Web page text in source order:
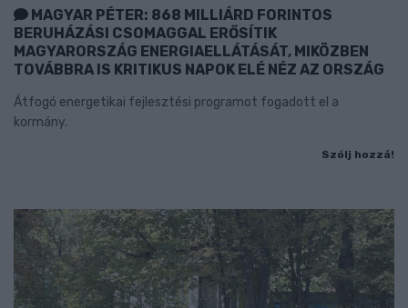
MAGYAR PÉTER: 868 MILLIÁRD FORINTOS
BERUHÁZÁSI CSOMAGGAL ERŐSÍTIK
MAGYARORSZÁG ENERGIAELLÁTÁSÁT, MIKÖZBEN
TOVÁBBRA IS KRITIKUS NAPOK ELÉ NÉZ AZ ORSZÁG
Átfogó energetikai fejlesztési programot fogadott el a
kormány.
Szólj hozzá!